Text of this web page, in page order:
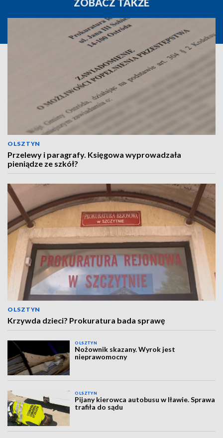
ZOBACZ TAKŻE
OLSZTYN
Przelewy i paragrafy. Księgowa wyprowadzała
pieniądze ze szkół?
OLSZTYN
Krzywda dzieci? Prokuratura bada sprawę
OLSZTYN
Nożownik skazany. Wyrok jest
nieprawomocny
OLSZTYN
Pijany kierowca autobusu w Iławie. Sprawa
trafiła do sądu